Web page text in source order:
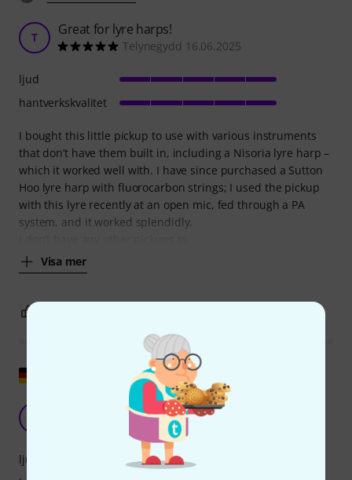
T Great for lyre harps!
Telynegydd 16.06.2025
I bought this little pickup to use with various instruments
that don’t have them built in, including a Nisoria lyre harp –
which it worked well with. I have since purchased a Sutton
Hoo lyre harp with fluorocarbon strings; I used the pickup
with this lyre recently at an open mic, fed through a PA
system, and it worked splendidly.
Visa mer
ljud
hantverkskvalitet
Rätt lösning för många situationer
yamass 17.09.2024
ljud